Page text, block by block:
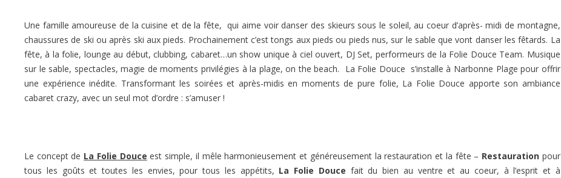
Une famille amoureuse de la cuisine et de la fête, qui aime voir danser des skieurs sous le soleil, au coeur d’après- midi de montagne,
chaussures de ski ou après ski aux pieds. Prochainement c’est tongs aux pieds ou pieds nus, sur le sable que vont danser les fêtards. La
fête, à la folie, lounge au début, clubbing, cabaret…un show unique à ciel ouvert, DJ Set, performeurs de la Folie Douce Team. Musique
sur le sable, spectacles, magie de moments privilégies à la plage, on the beach. La Folie Douce s’installe à Narbonne Plage pour offrir
une expérience inédite. Transformant les soirées et après-midis en moments de pure folie, La Folie Douce apporte son ambiance
cabaret crazy, avec un seul mot d’ordre : s’amuser !
Le concept de La Folie Douce est simple, il mêle harmonieusement et généreusement la restauration et la fête – Restauration pour
tous les goûts et toutes les envies, pour tous les appétits, La Folie Douce fait du bien au ventre et au coeur, à l’esprit et à